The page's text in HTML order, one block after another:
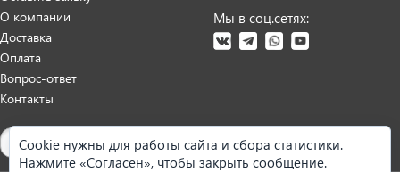
О компании
Доставка
Оплата
Вопрос-ответ
Контакты
Мы в соц.сетях:
Карта сайта
Cookie нужны для работы сайта и сбора статистики.
Нажмите «Согласен», чтобы закрыть сообщение.